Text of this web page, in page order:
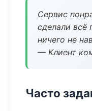
Сервис
сделали всё
ничего не
— Клиент
Часто